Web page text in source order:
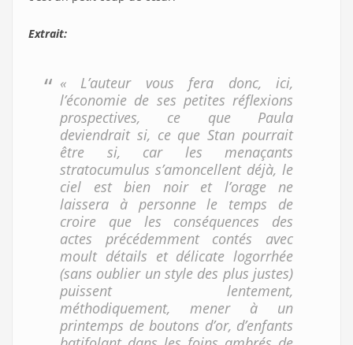
Extrait:
« L’auteur vous fera donc, ici,
l’économie de ses petites réflexions
prospectives, ce que Paula
deviendrait si, ce que Stan pourrait
être si, car les menaçants
stratocumulus s’amoncellent déjà, le
ciel est bien noir et l’orage ne
laissera à personne le temps de
croire que les conséquences des
actes précédemment contés avec
moult détails et délicate logorrhée
(sans oublier un style des plus justes)
puissent lentement,
méthodiquement, mener à un
printemps de boutons d’or, d’enfants